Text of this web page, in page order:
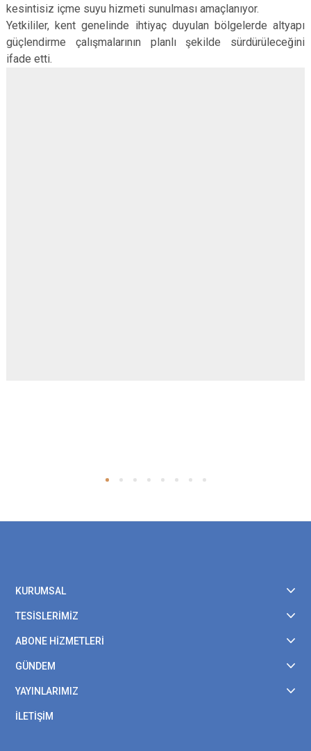
kesintisiz içme suyu hizmeti sunulması amaçlanıyor.
Yetkililer, kent genelinde ihtiyaç duyulan bölgelerde altyapı
güçlendirme çalışmalarının planlı şekilde sürdürüleceğini
ifade etti.
KURUMSAL
TESİSLERİMİZ
ABONE HİZMETLERİ
GÜNDEM
YAYINLARIMIZ
İLETİŞİM